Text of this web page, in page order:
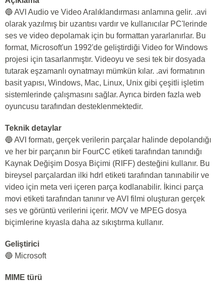
🔵 AVI Audio ve Video Aralıklandırması anlamına gelir. .avi
olarak yazılmış bir uzantısı vardır ve kullanıcılar PC'lerinde
ses ve video depolamak için bu formattan yararlanırlar. Bu
format, Microsoft'un 1992'de geliştirdiği Video for Windows
projesi için tasarlanmıştır. Videoyu ve sesi tek bir dosyada
tutarak eşzamanlı oynatmayı mümkün kılar. .avi formatının
basit yapısı, Windows, Mac, Linux, Unix gibi çeşitli işletim
sistemlerinde çalışmasını sağlar. Ayrıca birden fazla web
oyuncusu tarafından desteklenmektedir.
Teknik detaylar
🔵 AVI formatı, gerçek verilerin parçalar halinde depolandığı
ve her bir parçanın bir FourCC etiketi tarafından tanındığı
Kaynak Değişim Dosya Biçimi (RIFF) desteğini kullanır. Bu
bireysel parçalardan ilki hdrl etiketi tarafından tanınabilir ve
video için meta veri içeren parça kodlanabilir. İkinci parça
movi etiketi tarafından tanınır ve AVI filmi oluşturan gerçek
ses ve görüntü verilerini içerir. MOV ve MPEG dosya
biçimlerine kıyasla daha az sıkıştırma kullanır.
Geliştirici
🔵 Microsoft
MIME türü